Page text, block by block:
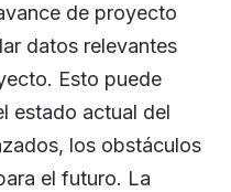
de proyecto
datos relevantes
Esto puede
estado actual del
los obstáculos
el futuro. La